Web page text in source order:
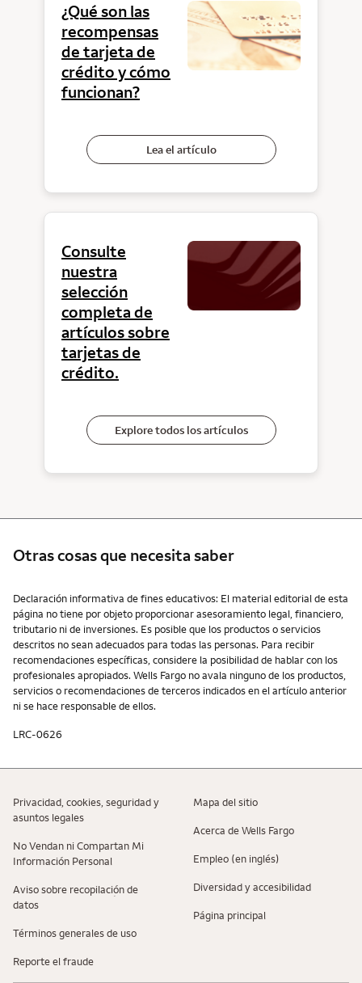
¿Qué son las
recompensas
de tarjeta de
crédito y cómo
funcionan?
Lea el artículo
Consulte
nuestra
selección
completa de
artículos sobre
tarjetas de
crédito.
Explore todos los artículos
Otras cosas que necesita saber
Otras cosas que necesita saber
Declaración informativa de fines educativos: El material editorial de esta
página no tiene por objeto proporcionar asesoramiento legal, financiero,
tributario ni de inversiones. Es posible que los productos o servicios
descritos no sean adecuados para todas las personas. Para recibir
recomendaciones específicas, considere la posibilidad de hablar con los
profesionales apropiados. Wells Fargo no avala ninguno de los productos,
servicios o recomendaciones de terceros indicados en el artículo anterior
ni se hace responsable de ellos.
LRC-0626
Privacidad, cookies, seguridad y
asuntos legales
No Vendan ni Compartan Mi
Información Personal
Aviso sobre recopilaciؚón de
datos
Términos generales de uso
Reporte el fraude
Mapa del sitio
Acerca de Wells Fargo
Empleo (en inglés)
Diversidad y accesibilidad
Página principal